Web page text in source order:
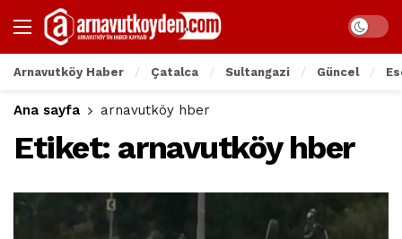
Arnavutköy Haber Çatalca Sultangazi Güncel
Ana sayfa arnavutköy hber
Etiket: arnavutköy hber